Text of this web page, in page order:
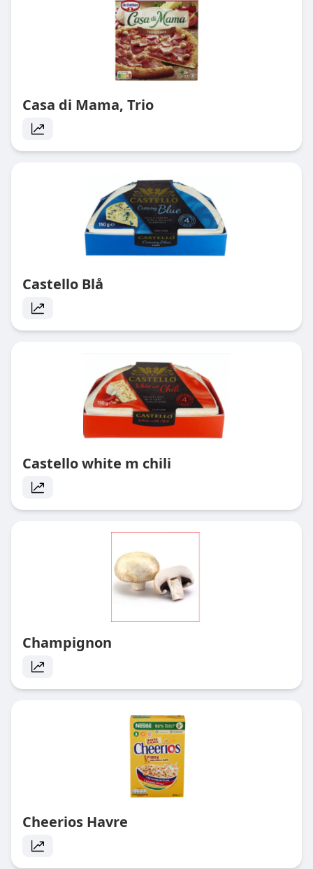
Casa di Mama, Trio
Castello Blå
Castello white m chili
Champignon
Cheerios Havre